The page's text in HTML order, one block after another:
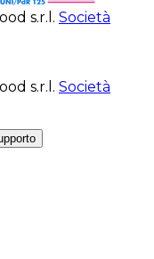
s.r.l. Società
s.r.l. Società